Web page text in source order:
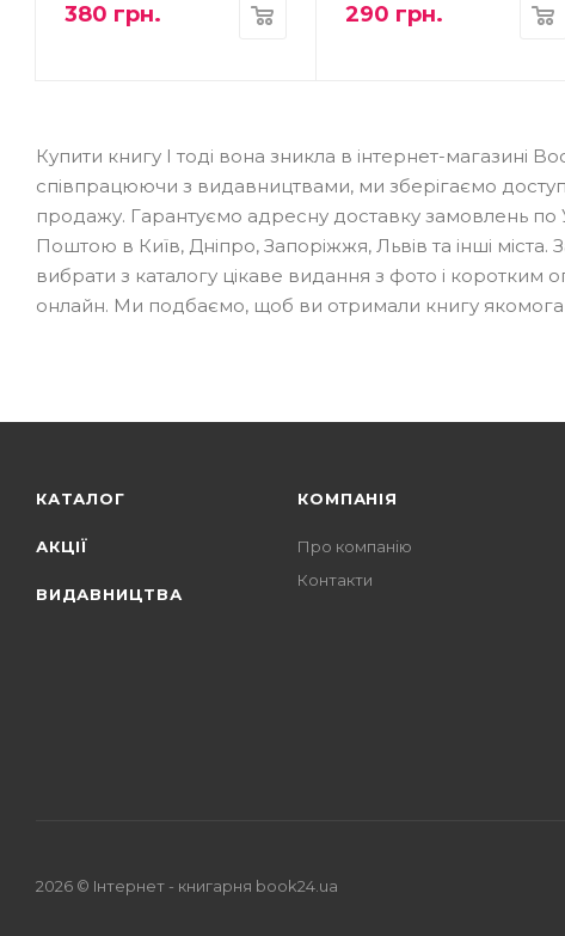
380 грн. 290 грн.
Купити книгу І тоді вона зникла в інтернет-
співпрацюючи з видавництвами, ми зберігаємо
продажу. Гарантуємо адресну доставку замовлень по
Поштою в Київ, Дніпро, Запоріжжя, Львів та інші
вибрати з каталогу цікаве видання з фото і
онлайн. Ми подбаємо, щоб ви отримали книгу
КАТАЛОГ
АКЦІЇ
ВИДАВНИЦТВА
КОМПАНІЯ
Про компанію
Контакти
2026 © Iнтернет - книгарня book24.ua